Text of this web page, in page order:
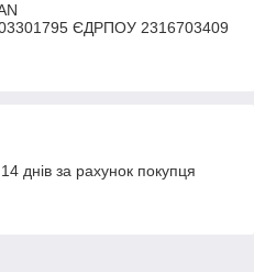
ЄДРПОУ 2316703409
днів за рахунок покупця